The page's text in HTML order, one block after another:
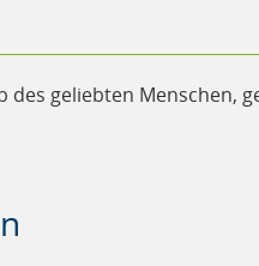
des geliebten Menschen,